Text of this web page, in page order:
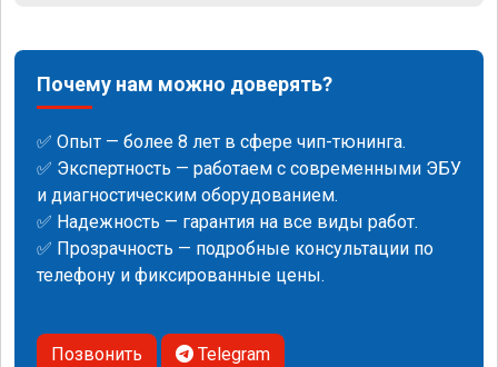
Почему нам можно доверять?
✅ Опыт — более 8 лет в сфере чип-тюнинга.
✅ Экспертность — работаем с современными ЭБУ
и диагностическим оборудованием.
✅ Надежность — гарантия на все виды работ.
✅ Прозрачность — подробные консультации по
телефону и фиксированные цены.
Позвонить Telegram